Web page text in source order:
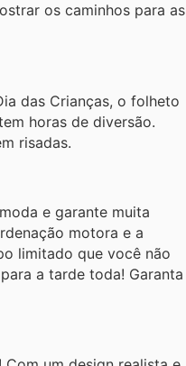
os caminhos para as
das Crianças, o folheto
horas de diversão.
risadas.
e garante muita
motora e a
limitado que você não
a tarde toda! Garanta